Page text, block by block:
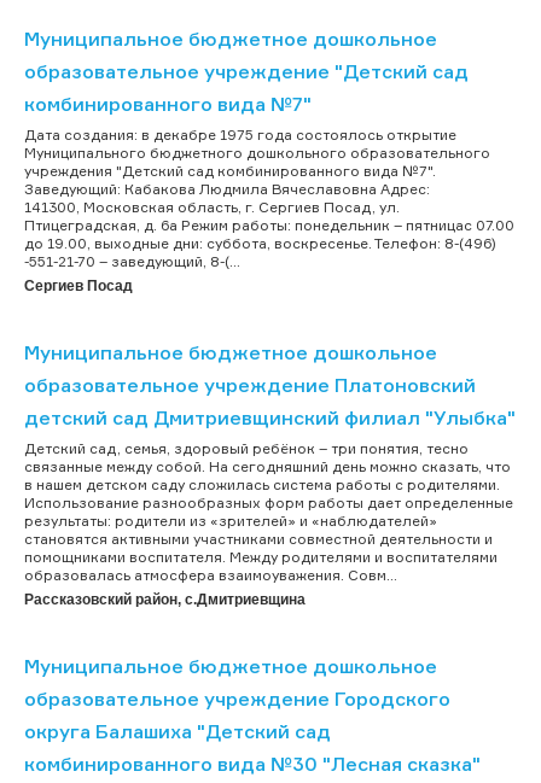
Муниципальное бюджетное дошкольное
образовательное учреждение "Детский сад
комбинированного вида №7"
Дата создания: в декабре 1975 года состоялось открытие
Муниципального бюджетного дошкольного образовательного
учреждения "Детский сад комбинированного вида №7".
Заведующий: Кабакова Людмила Вячеславовна Адрес:
141300, Московская область, г. Сергиев Посад, ул.
Птицеградская, д. 6а Режим работы: понедельник – пятницас 07.00
до 19.00, выходные дни: суббота, воскресенье. Телефон: 8-(496)
-551-21-70 – заведующий, 8-(...
Сергиев Посад
Муниципальное бюджетное дошкольное
образовательное учреждение Платоновский
детский сад Дмитриевщинский филиал "Улыбка"
Детский сад, семья, здоровый ребёнок – три понятия, тесно
связанные между собой. На сегодняшний день можно сказать, что
в нашем детском саду сложилась система работы с родителями.
Использование разнообразных форм работы дает определенные
результаты: родители из «зрителей» и «наблюдателей»
становятся активными участниками совместной деятельности и
помощниками воспитателя. Между родителями и воспитателями
образовалась атмосфера взаимоуважения. Совм...
Рассказовский район, с.Дмитриевщина
Муниципальное бюджетное дошкольное
образовательное учреждение Городского
округа Балашиха "Детский сад
комбинированного вида №30 "Лесная сказка"